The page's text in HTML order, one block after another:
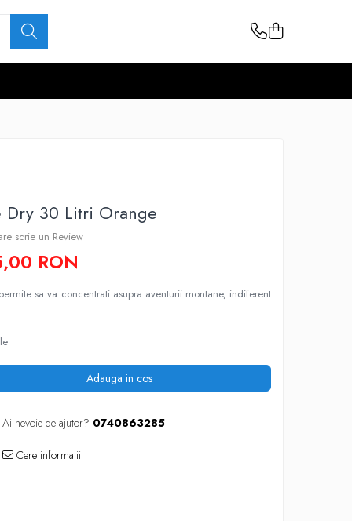
Dry 30 Litri Orange
scrie un Review
RON
sa va concentrati asupra aventurii montane, indiferent
Adauga in cos
Ai nevoie de ajutor? 0740863285
Cere informatii